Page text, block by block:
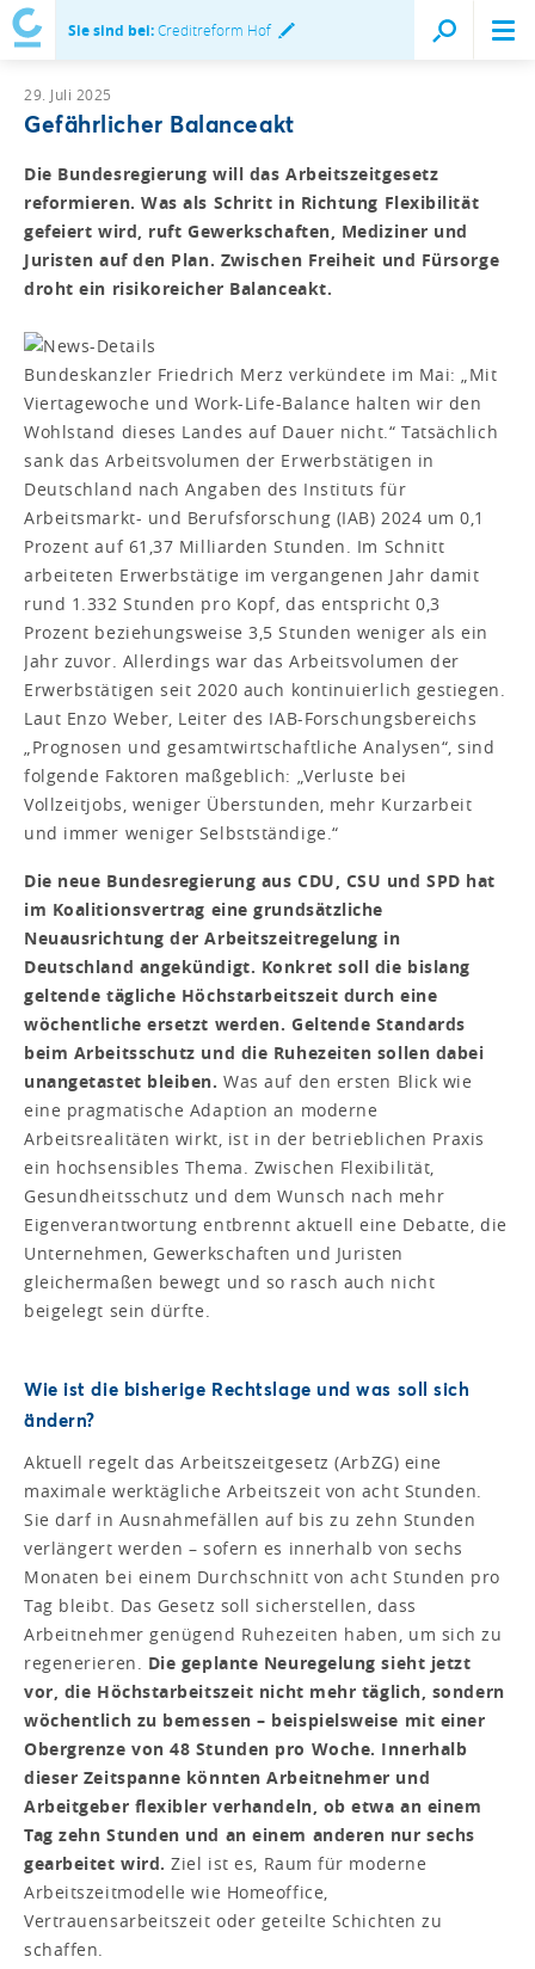
Sie sind bei:Creditreform Hof
29. Juli 2025
Gefährlicher Balanceakt
Die Bundesregierung will das Arbeitszeitgesetz
reformieren. Was als Schritt in Richtung Flexibilität
gefeiert wird, ruft Gewerkschaften, Mediziner und
Juristen auf den Plan. Zwischen Freiheit und Fürsorge
droht ein risikoreicher Balanceakt.
Bundeskanzler Friedrich Merz verkündete im Mai: „Mit
Viertagewoche und Work-Life-Balance halten wir den
Wohlstand dieses Landes auf Dauer nicht.“ Tatsächlich
sank das Arbeitsvolumen der Erwerbstätigen in
Deutschland nach Angaben des Instituts für
Arbeitsmarkt- und Berufsforschung (IAB) 2024 um 0,1
Prozent auf 61,37 Milliarden Stunden. Im Schnitt
arbeiteten Erwerbstätige im vergangenen Jahr damit
rund 1.332 Stunden pro Kopf, das entspricht 0,3
Prozent beziehungsweise 3,5 Stunden weniger als ein
Jahr zuvor. Allerdings war das Arbeitsvolumen der
Erwerbstätigen seit 2020 auch kontinuierlich gestiegen.
Laut Enzo Weber, Leiter des IAB-Forschungsbereichs
„Prognosen und gesamtwirtschaftliche Analysen“, sind
folgende Faktoren maßgeblich: „Verluste bei
Vollzeitjobs, weniger Überstunden, mehr Kurzarbeit
und immer weniger Selbstständige.“
Die neue Bundesregierung aus CDU, CSU und SPD hat
im Koalitionsvertrag eine grundsätzliche
Neuausrichtung der Arbeitszeitregelung in
Deutschland angekündigt. Konkret soll die bislang
geltende tägliche Höchstarbeitszeit durch eine
wöchentliche ersetzt werden. Geltende Standards
beim Arbeitsschutz und die Ruhezeiten sollen dabei
unangetastet bleiben.Was auf den ersten Blick wie
eine pragmatische Adaption an moderne
Arbeitsrealitäten wirkt, ist in der betrieblichen Praxis
ein hochsensibles Thema. Zwischen Flexibilität,
Gesundheitsschutz und dem Wunsch nach mehr
Eigenverantwortung entbrennt aktuell eine Debatte, die
Unternehmen, Gewerkschaften und Juristen
gleichermaßen bewegt und so rasch auch nicht
beigelegt sein dürfte.
Wie ist die bisherige Rechtslage und was soll sich
ändern?
Aktuell regelt das Arbeitszeitgesetz (ArbZG) eine
maximale werktägliche Arbeitszeit von acht Stunden.
Sie darf in Ausnahmefällen auf bis zu zehn Stunden
verlängert werden – sofern es innerhalb von sechs
Monaten bei einem Durchschnitt von acht Stunden pro
Tag bleibt. Das Gesetz soll sicherstellen, dass
Arbeitnehmer genügend Ruhezeiten haben, um sich zu
regenerieren. Die geplante Neuregelung sieht jetzt
vor, die Höchstarbeitszeit nicht mehr täglich, sondern
wöchentlich zu bemessen – beispielsweise mit einer
Obergrenze von 48 Stunden pro Woche. Innerhalb
dieser Zeitspanne könnten Arbeitnehmer und
Arbeitgeber flexibler verhandeln, ob etwa an einem
Tag zehn Stunden und an einem anderen nur sechs
gearbeitet wird.Ziel ist es, Raum für moderne
Arbeitszeitmodelle wie Homeoffice,
Vertrauensarbeitszeit oder geteilte Schichten zu
schaffen.